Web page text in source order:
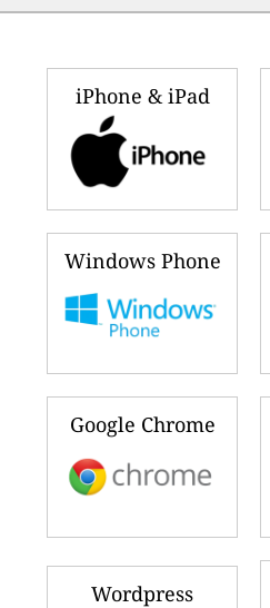
iPhone & iPad
Windows Phone
Google Chrome
Wordpress